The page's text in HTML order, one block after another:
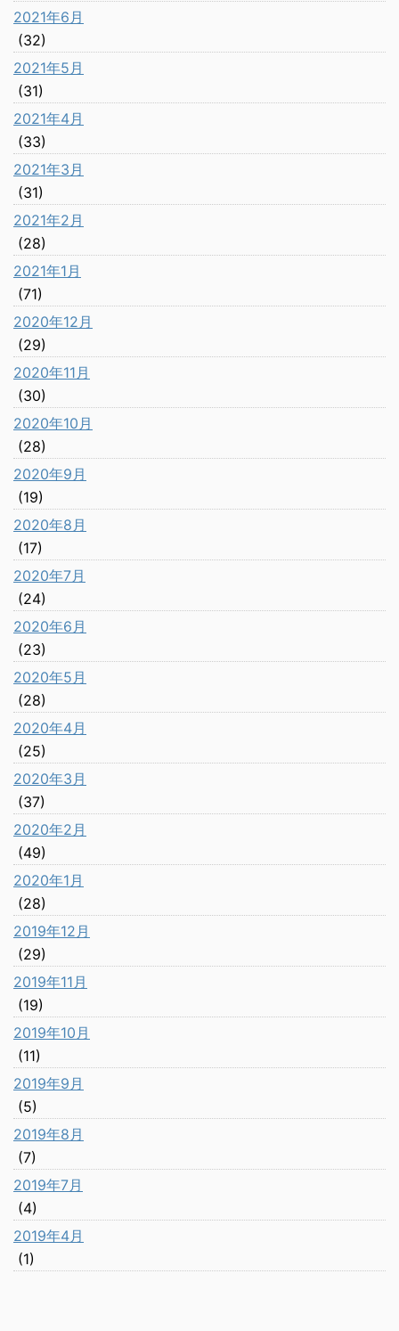
2021年6月
(32)
2021年5月
(31)
2021年4月
(33)
2021年3月
(31)
2021年2月
(28)
2021年1月
(71)
2020年12月
(29)
2020年11月
(30)
2020年10月
(28)
2020年9月
(19)
2020年8月
(17)
2020年7月
(24)
2020年6月
(23)
2020年5月
(28)
2020年4月
(25)
2020年3月
(37)
2020年2月
(49)
2020年1月
(28)
2019年12月
(29)
2019年11月
(19)
2019年10月
(11)
2019年9月
(5)
2019年8月
(7)
2019年7月
(4)
2019年4月
(1)